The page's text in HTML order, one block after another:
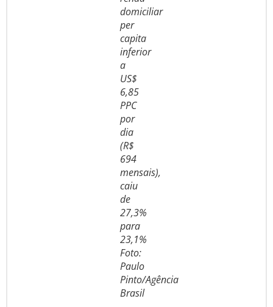
domiciliar
per
capita
inferior
a
US$
6,85
PPC
por
dia
(R$
694
mensais),
caiu
de
27,3%
para
23,1%
Foto:
Paulo
Pinto/Agência
Brasil